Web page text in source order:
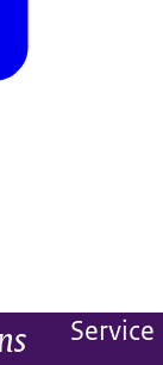
Service